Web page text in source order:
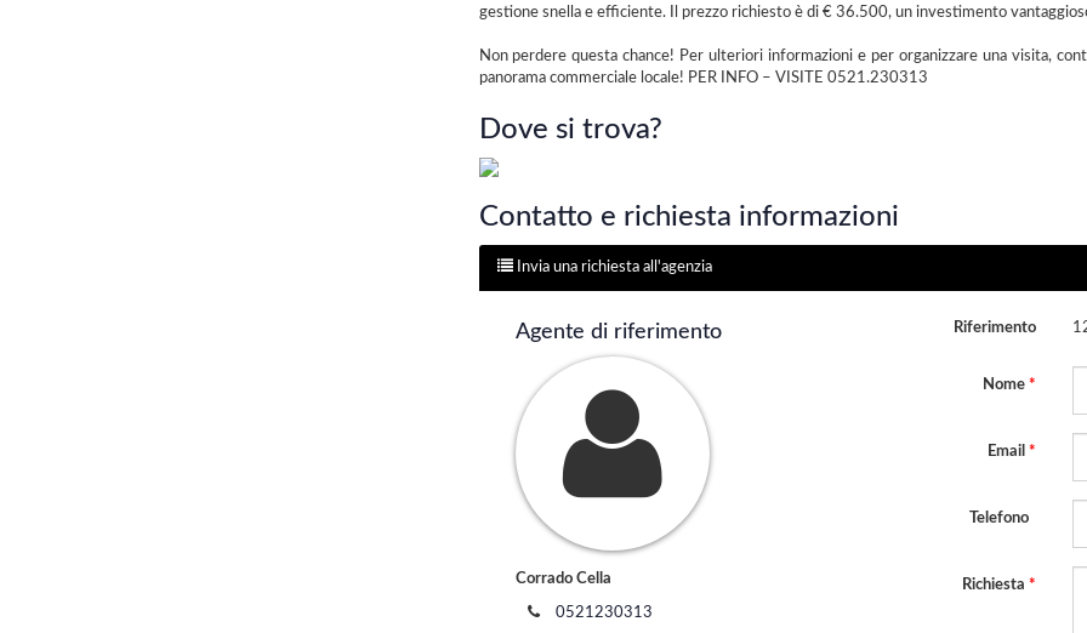
gestione snella e efficiente. Il prezzo richiesto è di € 36.500, un investimento
Non perdere questa chance! Per ulteriori informazioni e per organizzare una visita,
panorama commerciale locale! PER INFO – VISITE 0521.230313
Dove si trova?
Contatto e richiesta informazioni
Invia una richiesta all'agenzia
Agente di riferimento
Corrado Cella
0521230313
Riferimento
Nome*
Email*
Telefono
Richiesta*